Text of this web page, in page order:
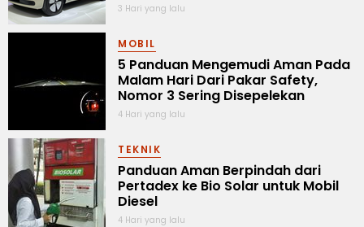
3 Hari yang lalu
MOBIL
5 Panduan Mengemudi Aman Pada
Malam Hari Dari Pakar Safety,
Nomor 3 Sering Disepelekan
4 Hari yang lalu
TEKNIK
Panduan Aman Berpindah dari
Pertadex ke Bio Solar untuk Mobil
Diesel
4 Hari yang lalu